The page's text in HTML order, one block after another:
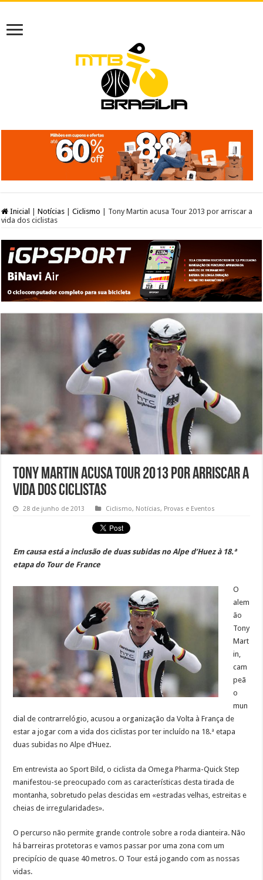
Inicial Notícias Ciclismo
Tony Martin acusa Tour 2013 por arriscar a
vida dos ciclistas
Tony Martin acusa Tour 2013 por arriscar a
vida dos ciclistas
28 de junho de 2013 Ciclismo, Notícias, Provas e Eventos
Em causa está a inclusão de duas subidas no Alpe d’Huez à 18.ª
etapa do Tour de France
O
alem
ão
Tony
Mart
in,
cam
peã
o
mun
dial de contrarrelógio, acusou a organização da Volta à França de
estar a jogar com a vida dos ciclistas por ter incluído na 18.ª etapa
duas subidas no Alpe d’Huez.
Em entrevista ao Sport Bild, o ciclista da Omega Pharma-Quick Step
manifestou-se preocupado com as características desta tirada de
montanha, sobretudo pelas descidas em «estradas velhas, estreitas e
cheias de irregularidades».
O percurso não permite grande controle sobre a roda dianteira. Não
há barreiras protetoras e vamos passar por uma zona com um
precipício de quase 40 metros. O Tour está jogando com as nossas
vidas.